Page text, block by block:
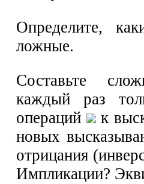
Определите,
ложные.
Составьте
каждый раз
операций
к
новых
отрицания
Импликации?